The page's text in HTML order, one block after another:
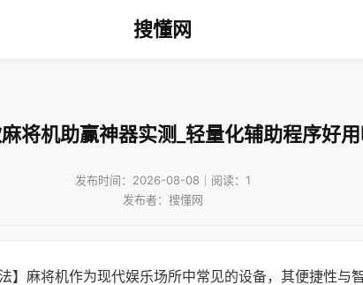
搜懂网
将机助赢神器实测_轻量化辅助程序好
发布时间：2026-08-08｜阅读：1
发布者：搜懂网
】麻将机作为现代娱乐场所中常见的设备，其便捷性与